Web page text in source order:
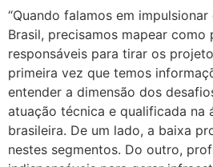
“Quando falamos em
Brasil, precisamos mapear como
responsáveis para tirar os
primeira vez que temos
entender a dimensão dos
atuação técnica e qualificada na
brasileira. De um lado, a baixa
nestes segmentos. Do outro,